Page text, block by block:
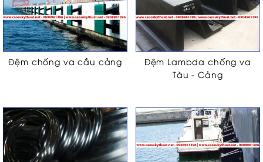
Đệm chống va cầu cảng
Đệm Lambda chống va
Tàu - Cảng